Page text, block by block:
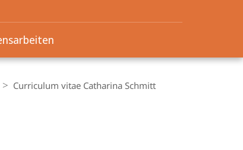
Curriculum vitae Catharina Schmitt